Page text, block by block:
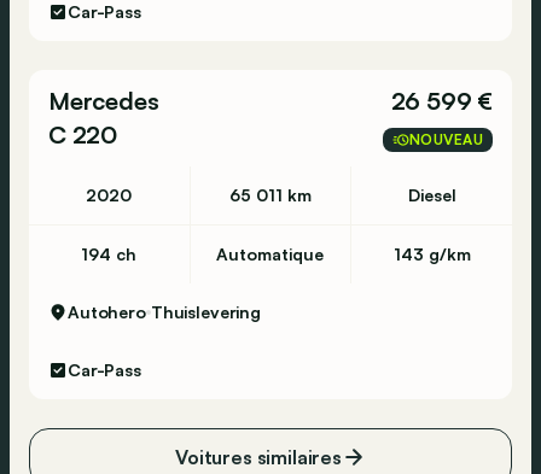
Car-Pass
Mercedes
C 220
26 599 €
NOUVEAU
2020 65 011 km Diesel
194 ch Automatique 143 g/km
Autohero Thuislevering
Car-Pass
Voitures similaires